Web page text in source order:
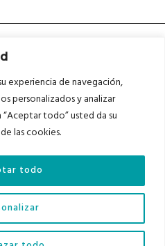
experiencia de navegación,
personalizados y analizar
todo” usted da su
las cookies.
todo
Auditados por
los derechos reservados |Aviso Legal